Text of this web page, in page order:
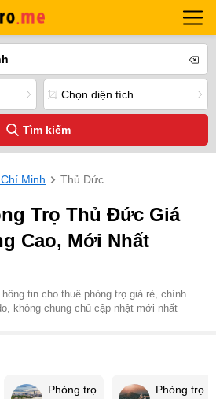
Chọn diện tích
Tìm kiếm
Minh Thủ Đức
Trọ Thủ Đức Giá
Cao, Mới Nhất
tin cho thuê phòng trọ giá rẻ, chính
không chung chủ cập nhật mới nhất
Phòng trọ Phòng trọ